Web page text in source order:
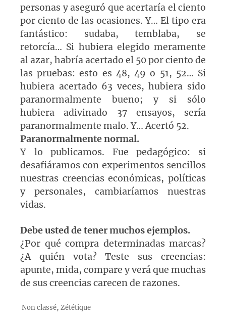
personas y aseguró que acertaría el ciento
por ciento de las ocasiones. Y… El tipo era
fantástico: sudaba, temblaba, se
retorcía… Si hubiera elegido meramente
al azar, habría acertado el 50 por ciento de
las pruebas: esto es 48, 49 o 51, 52… Si
hubiera acertado 63 veces, hubiera sido
paranormalmente bueno; y si sólo
hubiera adivinado 37 ensayos, sería
paranormalmente malo. Y… Acertó 52.
Paranormalmente normal.
Y lo publicamos. Fue pedagógico: si
desafiáramos con experimentos sencillos
nuestras creencias económicas, políticas
y personales, cambiaríamos nuestras
vidas.
Debe usted de tener muchos ejemplos.
¿Por qué compra determinadas marcas?
¿A quién vota? Teste sus creencias:
apunte, mida, compare y verá que muchas
de sus creencias carecen de razones.
Non classé, Zététique